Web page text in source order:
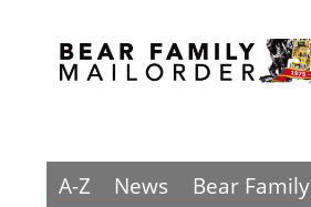
A-Z News Bear Family